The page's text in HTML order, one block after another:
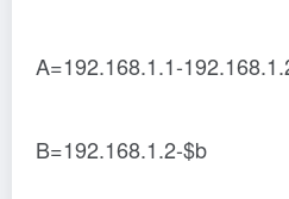
A=192.168.1.1-
B=192.168.1.2-$b